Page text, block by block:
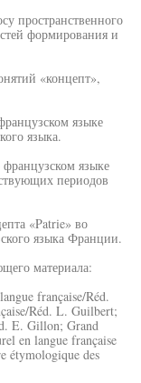
пространственного
формирования и
«концепт»,
языке
языка.
языке
периодов
«Patrie» во
языка Франции.
материала:
française/Réd.
Réd. L. Guilbert;
E. Gillon; Grand
en langue française
étymologique des